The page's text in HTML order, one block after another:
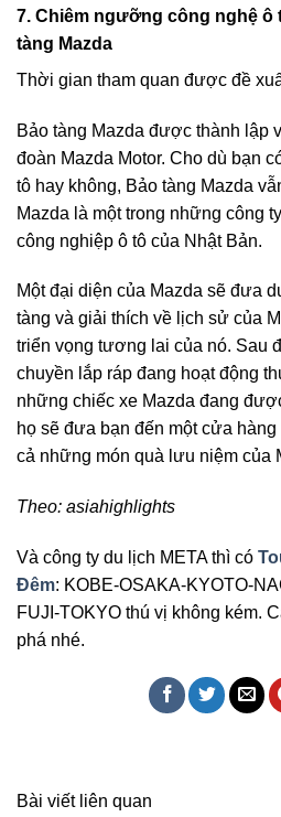
7. Chiêm ngưỡng công nghệ ô
tàng Mazda
Thời gian tham quan được đề
Bảo tàng Mazda được thành lập
đoàn Mazda Motor. Cho dù bạn
tô hay không, Bảo tàng Mazda
Mazda là một trong những công
công nghiệp ô tô của Nhật Bản.
Một đại diện của Mazda sẽ đưa
tàng và giải thích về lịch sử của
triển vọng tương lai của nó. Sau
chuyền lắp ráp đang hoạt động
những chiếc xe Mazda đang
họ sẽ đưa bạn đến một cửa
cả những món quà lưu niệm của
Theo: asiahighlights
Và công ty du lịch META thì có
Đêm: KOBE-OSAKA-KYOTO-
FUJI-TOKYO thú vị không kém.
phá nhé.
Bài viết liên quan